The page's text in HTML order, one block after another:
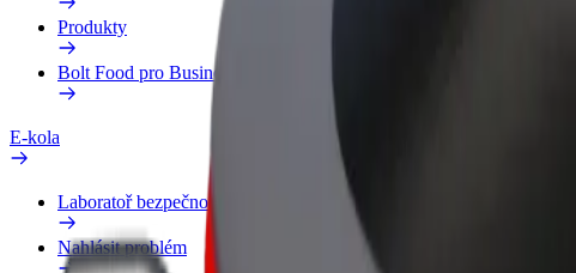
Produkty
Bolt Food pro Business
E-kola
Laboratoř bezpečnosti
Nahlásit problém